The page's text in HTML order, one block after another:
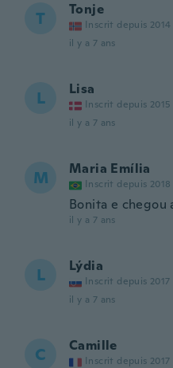
T Tonje
Inscrit depuis 2014
il y a 7 ans
L Lisa
Inscrit depuis 2015
il y a 7 ans
M Maria Emília
Inscrit depuis 2018
Bonita e chegou
il y a 7 ans
L Lýdia
Inscrit depuis 2017
il y a 7 ans
C Camille
Inscrit depuis 2017